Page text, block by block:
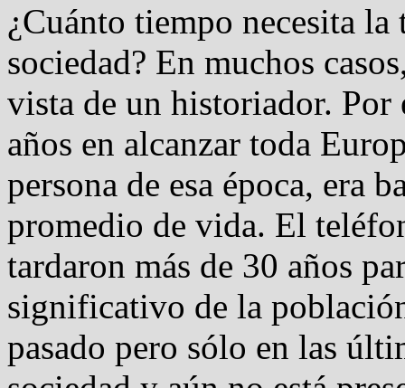
¿Cuánto tiempo necesita
sociedad? En muchos
vista de un historiador.
años en alcanzar toda
persona de esa época, era
promedio de vida. El
tardaron más de 30 años
significativo de la
pasado pero sólo en las